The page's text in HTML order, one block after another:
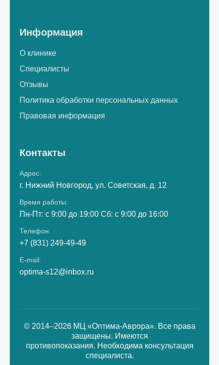
Информация
О клинике
Специалисты
Отзывы
Политика обработки персональных данных
Правовая информация
Контакты
Адрес:
г. Нижний Новгород, ул. Советская, д. 12
Время работы:
Пн-Пт: с 9:00 до 19:00 Сб: с 9:00 до 16:00
Телефон:
+7 (831) 249-49-49
E-mail:
optima-s12@inbox.ru
© 2014–2026 МЦ «Оптима-Аврора». Все права
защищены. Имеются
противопоказания. Необходима консультация
специалиста.